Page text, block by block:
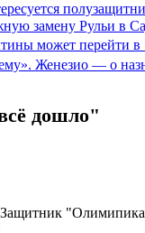
замену Рульи в
может перейти
Женезио — о
дошло"
Защитник